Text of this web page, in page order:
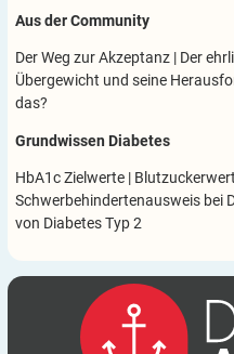
Aus der Community
Der Weg zur Akzeptanz | Der
Übergewicht und seine
das?
Grundwissen Diabetes
HbA1c Zielwerte |
Schwerbehindertenausweis bei
von Diabetes Typ 2